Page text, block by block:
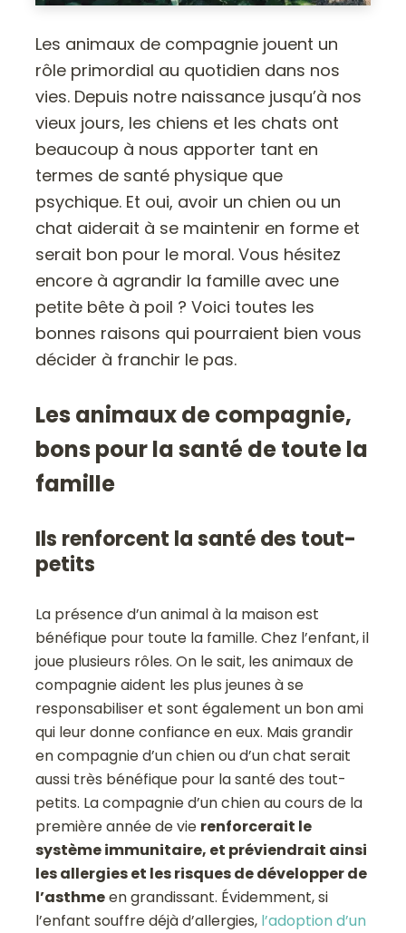
Les animaux de compagnie jouent un
rôle primordial au quotidien dans nos
vies. Depuis notre naissance jusqu’à nos
vieux jours, les chiens et les chats ont
beaucoup à nous apporter tant en
termes de santé physique que
psychique. Et oui, avoir un chien ou un
chat aiderait à se maintenir en forme et
serait bon pour le moral. Vous hésitez
encore à agrandir la famille avec une
petite bête à poil ? Voici toutes les
bonnes raisons qui pourraient bien vous
décider à franchir le pas.
Les animaux de compagnie,
bons pour la santé de toute la
famille
Ils renforcent la santé des tout-
petits
La présence d’un animal à la maison est
bénéfique pour toute la famille. Chez l’enfant, il
joue plusieurs rôles. On le sait, les animaux de
compagnie aident les plus jeunes à se
responsabiliser et sont également un bon ami
qui leur donne confiance en eux. Mais grandir
en compagnie d’un chien ou d’un chat serait
aussi très bénéfique pour la santé des tout-
petits. La compagnie d’un chien au cours de la
première année de vie renforcerait le
système immunitaire, et préviendrait ainsi
les allergies et les risques de développer de
l’asthmeen grandissant. Évidemment, si
l’enfant souffre déjà d’allergies, l’adoption d’un